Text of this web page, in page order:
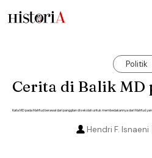
Politik
Cerita di Balik MD
Kata MD pada Mahfud berawal dari panggilan di sekolah untuk membedakannya dari Mahfud
Hendri F. Isnaeni